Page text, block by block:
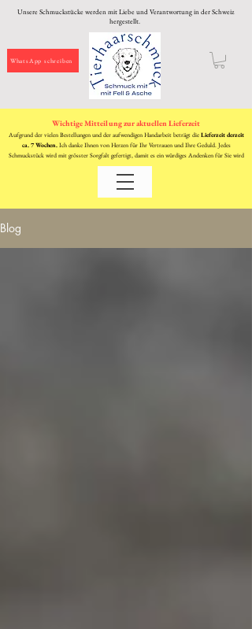
Unsere Schmuckstücke werden mit Liebe und Verantwortung in der Schweiz
hergestellt.
Wichtige Mitteilung zur aktuellen Lieferzeit
Aufgrund der vielen Bestellungen und der aufwendigen Handarbeit beträgt die Lieferzeit derzeit
ca. 7 Wochen. Ich danke Ihnen von Herzen für Ihr Vertrauen und Ihre Geduld. Jedes
Schmuckstück wird mit grösster Sorgfalt gefertigt, damit es ein würdiges Andenken für Sie wird
WhatsApp schreiben
Blog